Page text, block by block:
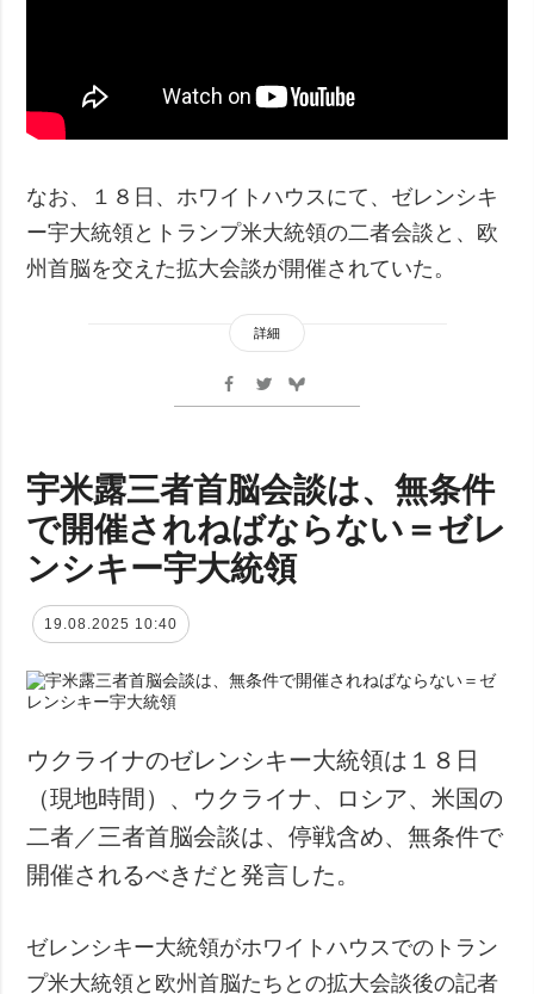
なお、１８日、ホワイトハウスにて、ゼレンシキ
ー宇大統領とトランプ米大統領の二者会談と、欧
州首脳を交えた拡大会談が開催されていた。
詳細
宇米露三者首脳会談は、無条件
で開催されねばならない＝ゼレ
ンシキー宇大統領
19.08.2025 10:40
ウクライナのゼレンシキー大統領は１８日
（現地時間）、ウクライナ、ロシア、米国の
二者／三者首脳会談は、停戦含め、無条件で
開催されるべきだと発言した。
ゼレンシキー大統領がホワイトハウスでのトラン
プ米大統領と欧州首脳たちとの拡大会談後の記者